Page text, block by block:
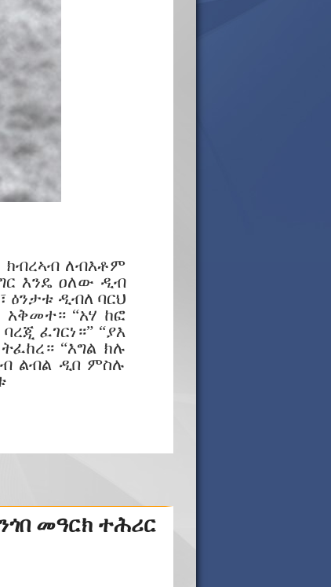
ክብረኣብ ለብእቶም
እንዴ ዐለው ዲብ
ዕንታቱ ዲብለ ባርህ
“አሃ ከፎ
ፈገርነ።” “ያእ
“እግል ክሉ
ልብል ዲበ ምስሉ
መዓርክ ተሕሪር